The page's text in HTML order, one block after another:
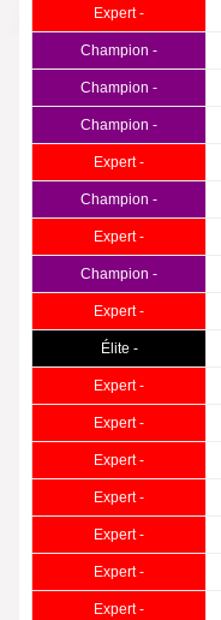
Expert -
Champion -
Champion -
Champion -
Expert -
Champion -
Expert -
Champion -
Expert -
Élite -
Expert -
Expert -
Expert -
Expert -
Expert -
Expert -
Expert -